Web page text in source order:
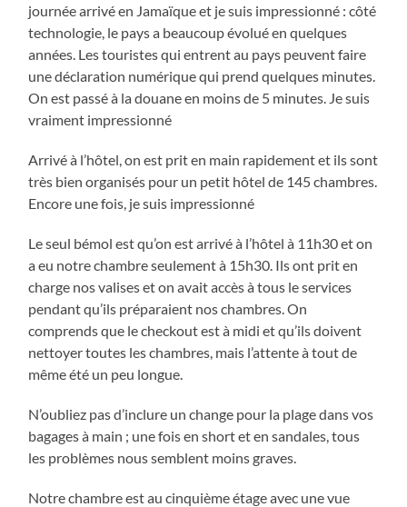
journée arrivé en Jamaïque et je suis impressionné : côté
technologie, le pays a beaucoup évolué en quelques
années. Les touristes qui entrent au pays peuvent faire
une déclaration numérique qui prend quelques minutes.
On est passé à la douane en moins de 5 minutes. Je suis
vraiment impressionné
Arrivé à l’hôtel, on est prit en main rapidement et ils sont
très bien organisés pour un petit hôtel de 145 chambres.
Encore une fois, je suis impressionné
Le seul bémol estqu’on est arrivé à l’hôtel à 11h30 et on
a eu notre chambre seulement à 15h30. Ils ont prit en
charge nos valises et on avait accès à tous le services
pendant qu’ils préparaient nos chambres. On
comprends que le checkout est à midi et qu’ils doivent
nettoyer toutes les chambres, mais l’attente à tout de
même été un peu longue.
N’oubliez pas d’inclure un change pour la plage dans vos
bagages à main ; une fois en short et en sandales, tous
les problèmes nous semblent moins graves.
Notre chambre est au cinquième étage avec une vue